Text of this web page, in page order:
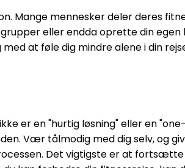
Mange mennesker deler deres
eller endda oprette din egen
at føle dig mindre alene i din
er en "hurtig løsning" eller en
Vær tålmodig med dig selv, og
Det vigtigste er at